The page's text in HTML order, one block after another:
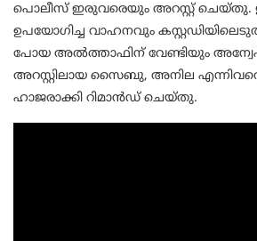
പൊലീസ് ഇരുവരെയും അറസ്റ്റ് ചെയ്തു.
ഉപയോഗിച്ച വാഹനവും
പോയ അൽത്താഫിന് വേണ്ടിയും
അറസ്റ്റിലായ സൈബു, അനില
ഹാജരാക്കി റിമാൻഡ് ചെയ്തു.